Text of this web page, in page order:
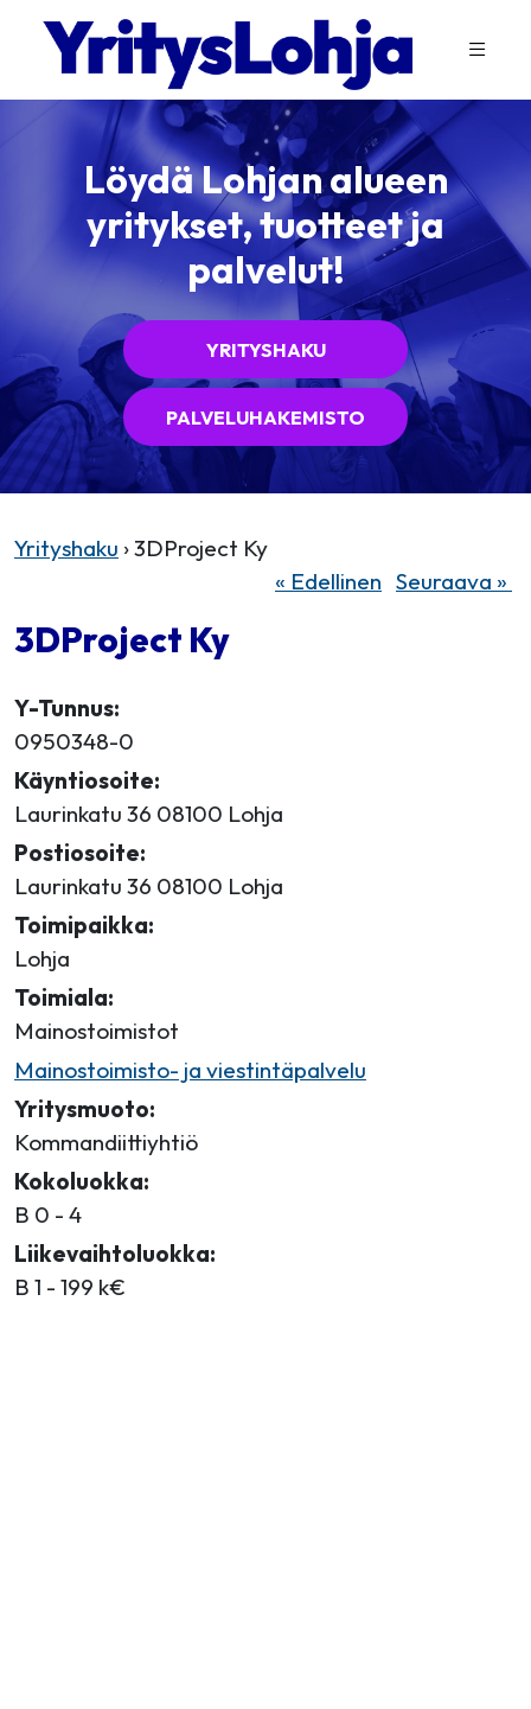
Löydä Lohjan alueen
yritykset, tuotteet ja
palvelut!
YRITYSHAKU
PALVELUHAKEMISTO
Yrityshaku › 3DProject Ky
« Edellinen Seuraava »
3DProject Ky
Y-Tunnus:
0950348-0
Käyntiosoite:
Laurinkatu 36 08100 Lohja
Postiosoite:
Laurinkatu 36 08100 Lohja
Toimipaikka:
Lohja
Toimiala:
Mainostoimistot
Mainostoimisto- ja viestintäpalvelu
Yritysmuoto:
Kommandiittiyhtiö
Kokoluokka:
B 0 - 4
Liikevaihtoluokka:
B 1 - 199 k€